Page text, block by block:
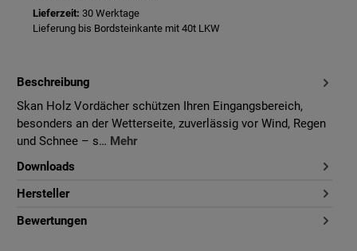
Lieferzeit: 30 Werktage
Lieferung bis Bordsteinkante mit 40t LKW
Beschreibung
Skan Holz Vordächer schützen Ihren Eingangsbereich,
besonders an der Wetterseite, zuverlässig vor Wind, Regen
und Schnee – s… Mehr
Downloads
Hersteller
Bewertungen